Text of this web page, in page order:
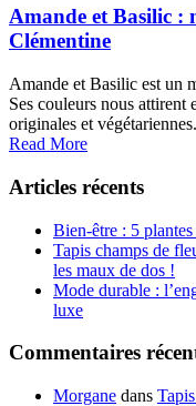
Amande et Basilic :
Clémentine
Amande et Basilic est un
Ses couleurs nous attirent
originales et végétariennes.
Read More
Articles récents
Bien-être : 5
Tapis champs de
les maux de dos !
Mode durable :
luxe
Commentaires
Morgane dans